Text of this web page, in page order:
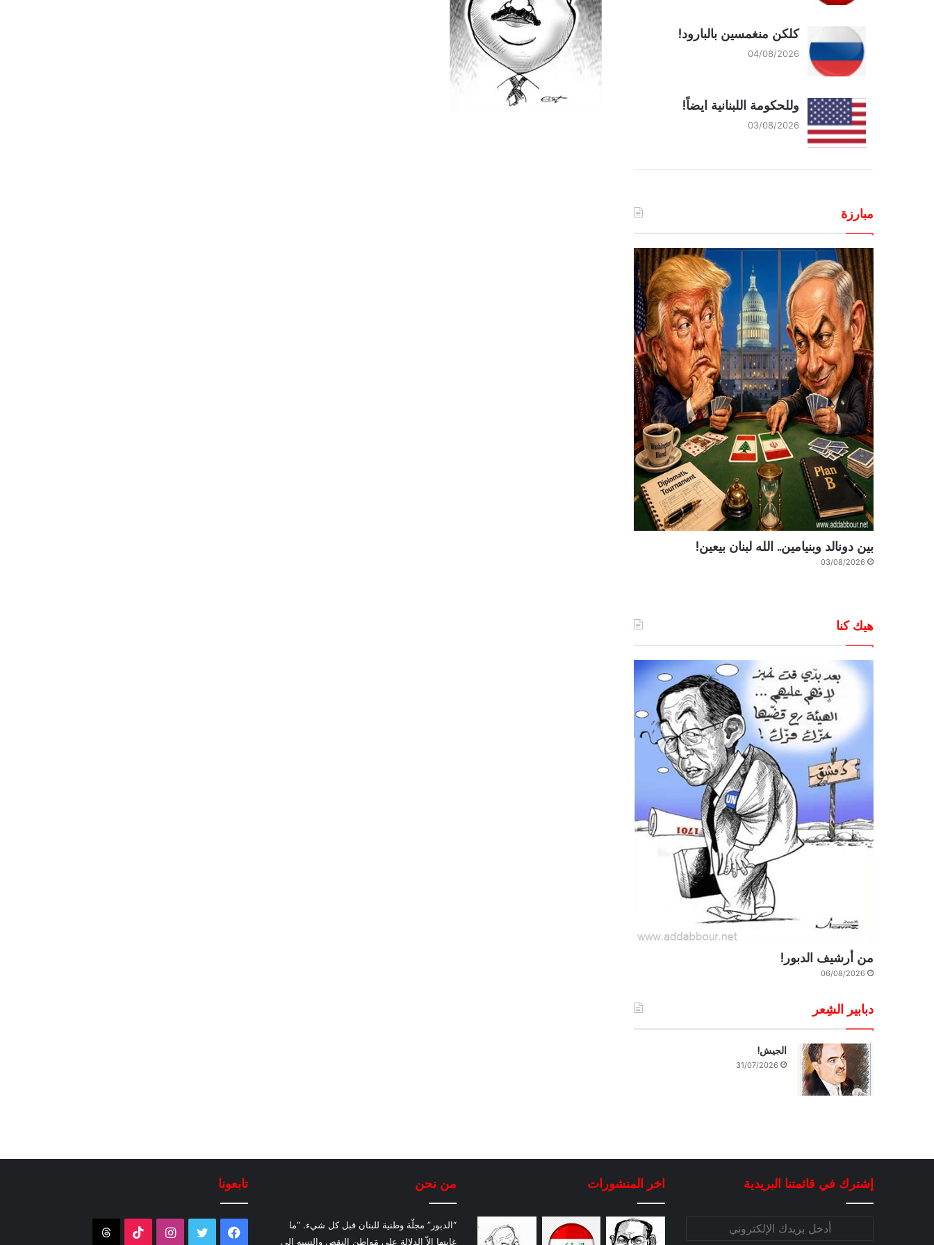
كلكن منغمسين بالبارود!
04/08/2026
وللحكومة اللبنانية ايضاً!
03/08/2026
مبارزة
بين دونالد وبنيامين.. الله لبنان بيعين!
03/08/2026
هيك كنا
من أرشيف الدبور!
06/08/2026
دبابير الشِعر
الجيش!
31/07/2026
إشترك في قائمتنا البريدية اخر المنشورات من نحن
“الدبور” مجلّة وطنية للبنان قبل كل شيء. “ما
غايتها إلاّ الدلالة على مَواطن النقص والتنبيه إلى
تابعونا
فيسبوك تويتر انستقرام‫TikTok